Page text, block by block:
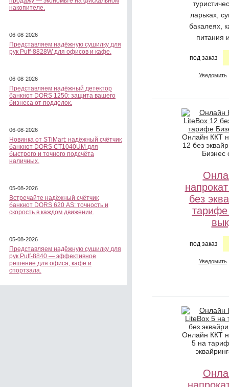
накопителе.
06-08-2026
Представляем надёжную сушилку для
рук Puff-8828W для офисов и кафе.
06-08-2026
Представляем надёжный детектор
банкнот DORS 1250: защита вашего
бизнеса от подделок.
06-08-2026
Новинка от STiMart: надёжный счётчик
банкнот DORS CT1040UM для
быстрого и точного подсчёта
наличных.
05-08-2026
Встречайте надёжный счётчик
банкнот DORS 620 АS: точность и
скорость в каждом движении.
05-08-2026
Представляем надёжную сушилку для
рук Puff-8840 — эффективное
решение для офиса, кафе и
спортзала.
ларьках,
бакалеях,
питания
под заказ
Уведомить
Онлайн ККТ
12 без
Бизнес
без
тарифе
под заказ
Уведомить
Онлайн ККТ
5 на